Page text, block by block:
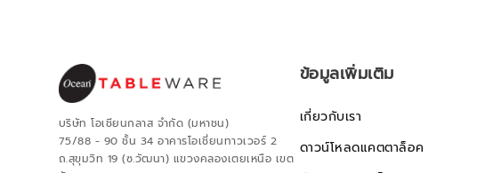
บริษัท โอเชียนกลาส จำกัด (มหาชน)
75/88 - 90 ชั้น 34 อาคารโอเชี่ยนทาวเวอร์ 2
ถ.สุขุมวิท 19 (ซ.วัฒนา) แขวงคลองเตยเหนือ เขต
ข้อมูลเพิ่มเติม
เกี่ยวกับเรา
ดาวน์โหลดแคตตาล็อค